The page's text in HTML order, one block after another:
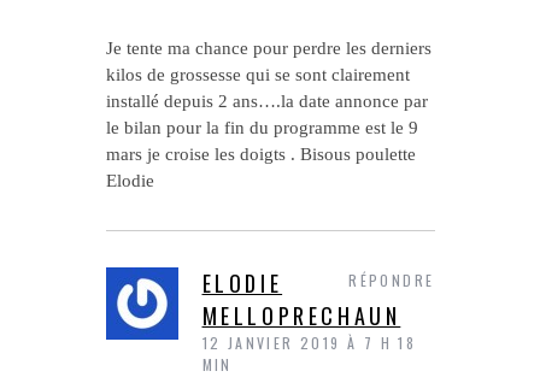
Je tente ma chance pour perdre les derniers
kilos de grossesse qui se sont clairement
installé depuis 2 ans….la date annonce par
le bilan pour la fin du programme est le 9
mars je croise les doigts . Bisous poulette
Elodie
ELODIE
MELLOPRECHAUN
12 JANVIER 2019 À 7 H 18
MIN
RÉPONDRE